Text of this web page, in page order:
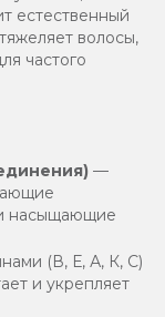
естественный
волосы,
частого
—
насыщающие
(В, Е, А, К, С)
и укрепляет